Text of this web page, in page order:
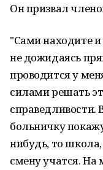
Он призвал
"Сами находите
не дожидаясь
проводится у
силами решать
справедливости.
больничку
нибудь, то
смену учатся. На